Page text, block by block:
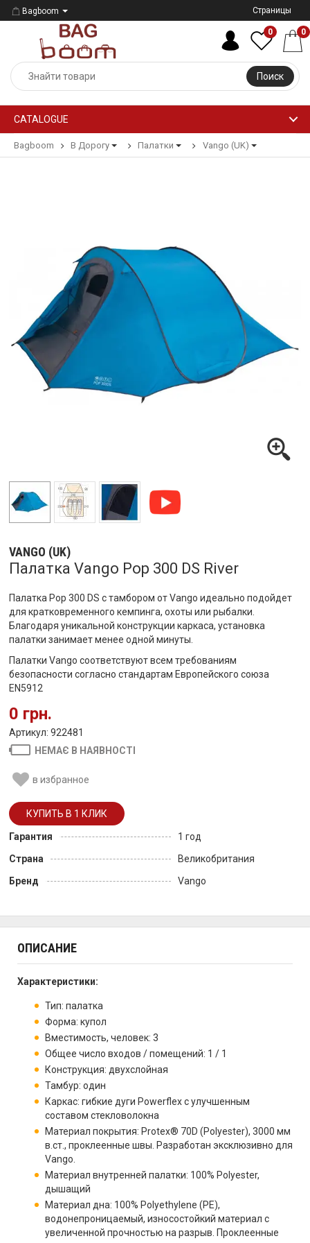
Bagboom Страницы
Поиск
0 0
CATALOGUE
Bagboom В Дорогу Палатки Vango (UK)
VANGO (UK)
Палатка Vango Pop 300 DS River
Палатка Pop 300 DS с тамбором от Vango идеально подойдет
для кратковременного кемпинга, охоты или рыбалки.
Благодаря уникальной конструкции каркаса, установка
палатки занимает менее одной минуты.
Палатки Vango соответствуют всем требованиям
безопасности согласно стандартам Европейского союза
EN5912
0 грн.
Артикул: 922481
НЕМАЄ В НАЯВНОСТІ
в избранное
Гарантия
1 год
Страна
Великобритания
Бренд
Vango
ОПИСАНИЕ
Характеристики:
Тип: палатка
Форма: купол
Вместимость, человек: 3
Общее число входов / помещений: 1 / 1
Конструкция: двухслойная
Тамбур: один
Каркас: гибкие дуги Powerflex с улучшенным
составом стекловолокна
Материал покрытия: Protex® 70D (Polyester), 3000 мм
в.ст., проклеенные швы. Разработан эксклюзивно для
Vango.
Материал внутренней палатки: 100% Polyester,
дышащий
Материал дна: 100% Polyethylene (PE),
водонепроницаемый, износостойкий материал с
увеличенной прочностью на разрыв. Проклеенные